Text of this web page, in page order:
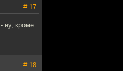
# 17
ну, кроме
# 18